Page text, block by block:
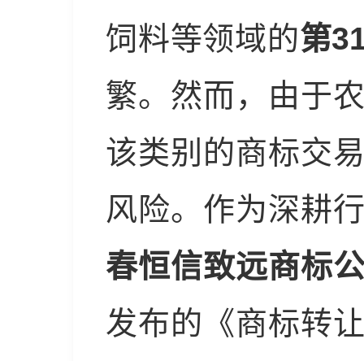
饲料等领域的第
繁。然而，由于
该类别的商标交
风险。作为深耕
春恒信致远商标
发布的《商标转